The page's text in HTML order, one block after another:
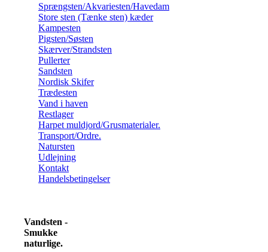
Sprængsten/Akvariesten/Havedam
Store sten (Tænke sten) kæder
Kampesten
Pigsten/Søsten
Skærver/Strandsten
Pullerter
Sandsten
Nordisk Skifer
Trædesten
Vand i haven
Restlager
Harpet muldjord/Grusmaterialer.
Transport/Ordre.
Natursten
Udlejning
Kontakt
Handelsbetingelser
Vandsten -
Smukke
naturlige.